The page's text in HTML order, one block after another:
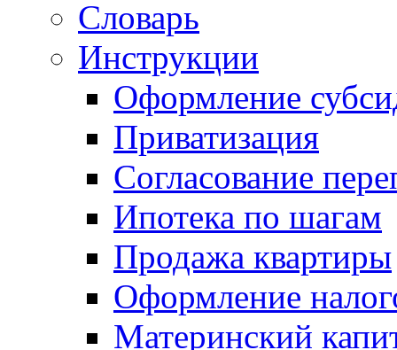
Словарь
Инструкции
Оформление
Приватизация
Согласование
Ипотека по шагам
Продажа квартиры
Оформление
Материнский